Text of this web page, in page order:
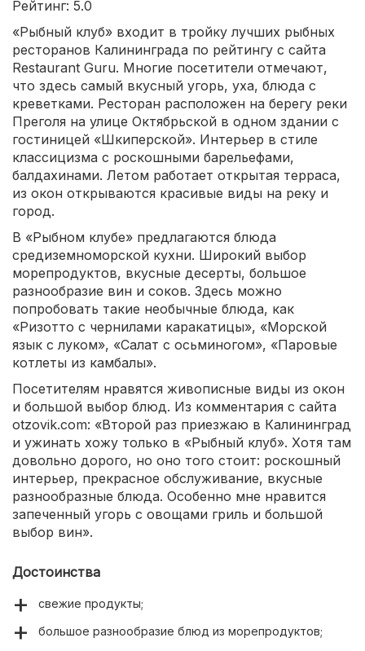
Рейтинг: 5.0
«Рыбный клуб» входит в тройку лучших рыбных
ресторанов Калининграда по рейтингу с сайта
Restaurant Guru. Многие посетители отмечают,
что здесь самый вкусный угорь, уха, блюда с
креветками. Ресторан расположен на берегу реки
Преголя на улице Октябрьской в одном здании с
гостиницей «Шкиперской». Интерьер в стиле
классицизма с роскошными барельефами,
балдахинами. Летом работает открытая терраса,
из окон открываются красивые виды на реку и
город.
В «Рыбном клубе» предлагаются блюда
средиземноморской кухни. Широкий выбор
морепродуктов, вкусные десерты, большое
разнообразие вин и соков. Здесь можно
попробовать такие необычные блюда, как
«Ризотто с чернилами каракатицы», «Морской
язык с луком», «Салат с осьминогом», «Паровые
котлеты из камбалы».
Посетителям нравятся живописные виды из окон
и большой выбор блюд. Из комментария с сайта
otzovik.com: «Второй раз приезжаю в Калининград
и ужинать хожу только в «Рыбный клуб». Хотя там
довольно дорого, но оно того стоит: роскошный
интерьер, прекрасное обслуживание, вкусные
разнообразные блюда. Особенно мне нравится
запеченный угорь с овощами гриль и большой
выбор вин».
Достоинства
свежие продукты;
большое разнообразие блюд из морепродуктов;